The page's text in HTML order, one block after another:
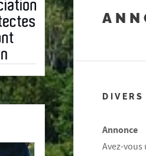
DIVERS
Annonce
Avez-vous